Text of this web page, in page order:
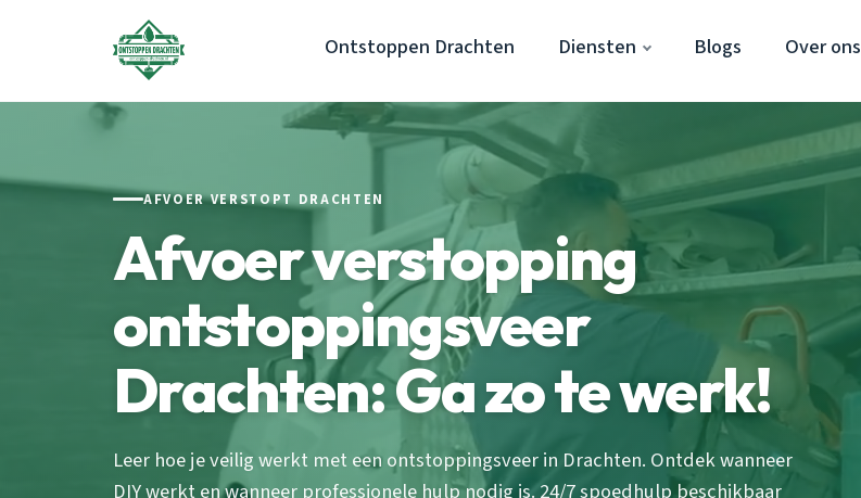
Ontstoppen Drachten Diensten Blogs Over ons
AFVOER VERSTOPT DRACHTEN
Afvoer verstopping
ontstoppingsveer
Drachten: Ga zo te werk!
Leer hoe je veilig werkt met een ontstoppingsveer in Drachten. Ontdek wanneer
DIY werkt en wanneer professionele hulp nodig is. 24/7 spoedhulp beschikbaar